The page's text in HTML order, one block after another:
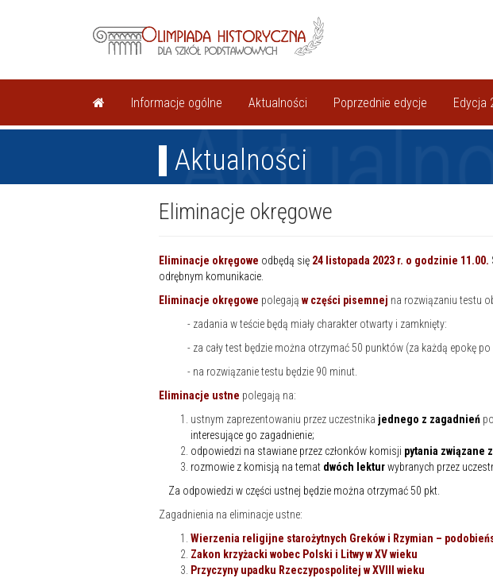
Informacje ogólne Aktualności Poprzednie edycje Edycja
Aktualności
Eliminacje okręgowe
Eliminacje okręgowe odbędą się 24 listopada 2023 r. o godzinie 11.00.
odrębnym komunikacie.
Eliminacje okręgowe polegają w części pisemnej na rozwiązaniu testu
- zadania w teście będą miały charakter otwarty i zamknięty:
- za cały test będzie można otrzymać 50 punktów (za każdą epokę po
- na rozwiązanie testu będzie 90 minut.
Eliminacje ustne polegają na:
ustnym zaprezentowaniu przez uczestnika jednego z zagadnień
interesujące go zagadnienie;
odpowiedzi na stawiane przez członków komisji pytania związane
rozmowie z komisją na temat dwóch lekturwybranych przez
Za odpowiedzi w części ustnej będzie można otrzymać 50 pkt.
Zagadnienia na eliminacje ustne:
Wierzenia religijne starożytnych Greków i Rzymian –
Zakon krzyżacki wobec Polski i Litwy w XV wieku
Przyczyny upadku Rzeczypospolitej w XVIII wieku